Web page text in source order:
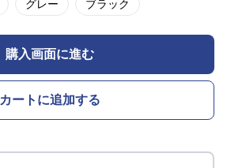
グレー ブラック
購入画面に進む
カートに追加する